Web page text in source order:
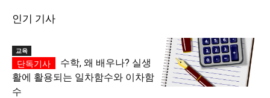
인기 기사
교육
수학, 왜 배우나? 실생
활에 활용되는 일차함수와 이차함
수